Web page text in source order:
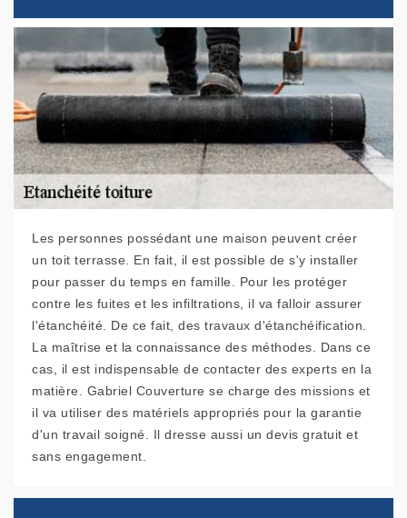
Les personnes possédant une maison peuvent créer
un toit terrasse. En fait, il est possible de s'y installer
pour passer du temps en famille. Pour les protéger
contre les fuites et les infiltrations, il va falloir assurer
l'étanchéité. De ce fait, des travaux d'étanchéification.
La maîtrise et la connaissance des méthodes. Dans ce
cas, il est indispensable de contacter des experts en la
matière. Gabriel Couverture se charge des missions et
il va utiliser des matériels appropriés pour la garantie
d'un travail soigné. Il dresse aussi un devis gratuit et
sans engagement.